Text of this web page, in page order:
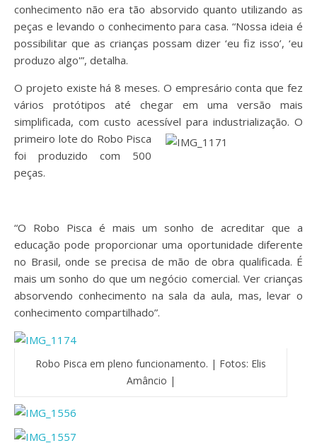
conhecimento não era tão absorvido quanto utilizando as
peças e levando o conhecimento para casa. “Nossa ideia é
possibilitar que as crianças possam dizer ‘eu fiz isso’, ‘eu
produzo algo'”, detalha.
O projeto existe há 8 meses. O empresário conta que fez
vários protótipos até chegar em uma versão mais
simplificada, com custo acessível para industrialização. O
primeiro lote do Robo Pisca
foi produzido com 500
peças.
“O Robo Pisca é mais um sonho de acreditar que a
educação pode proporcionar uma oportunidade diferente
no Brasil, onde se precisa de mão de obra qualificada. É
mais um sonho do que um negócio comercial. Ver crianças
absorvendo conhecimento na sala da aula, mas, levar o
conhecimento compartilhado”.
Robo Pisca em pleno funcionamento. | Fotos: Elis
Amâncio |